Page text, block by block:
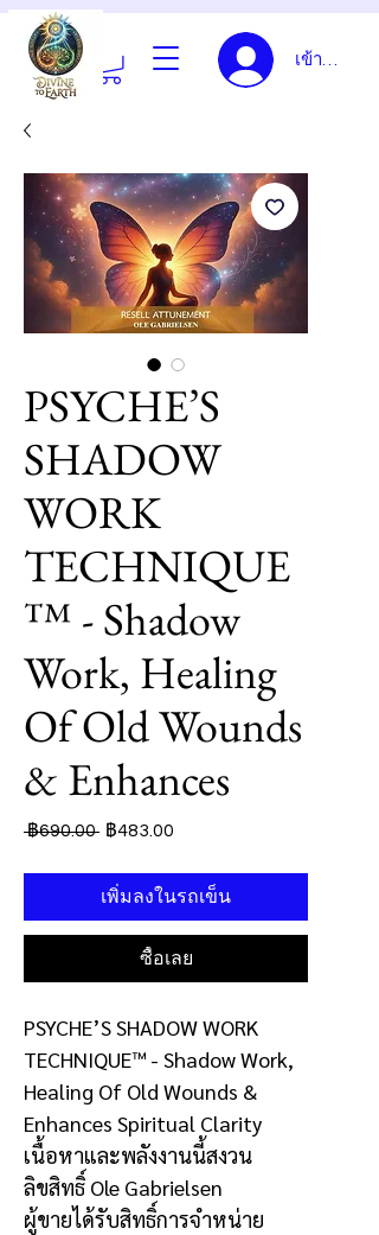
เข้าสู่ระบบ
PSYCHE’S
SHADOW
WORK
TECHNIQUE
™ - Shadow
Work, Healing
Of Old Wounds
& Enhances
฿690.00 ราคา
฿483.00
ลด
เพิ่มลงในรถเข็น
ซื้อเลย
PSYCHE’S SHADOW WORK
TECHNIQUE™ - Shadow Work,
Healing Of Old Wounds &
Enhances Spiritual Clarity
เนื้อหาและพลังงานนี้สงวน
ลิขสิทธิ์ Ole Gabrielsen
ผู้ขายได้รับสิทธิ์การจำหน่าย